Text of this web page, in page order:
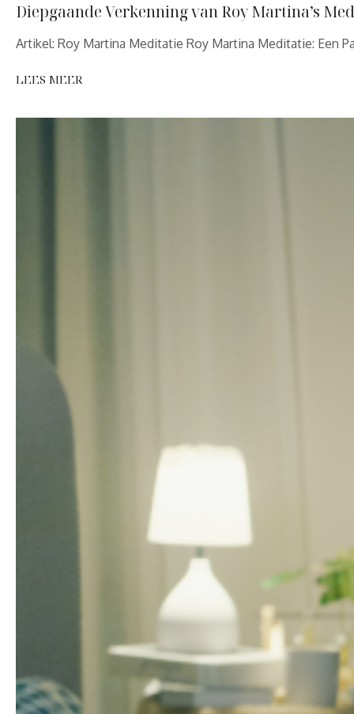
Diepgaande Verkenning van Roy Martina’s
Artikel: Roy Martina Meditatie Roy Martina Meditatie: Een
LEES MEER